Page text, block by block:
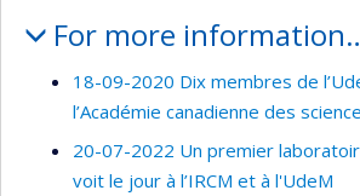
For more
18-09-2020 Dix membres de
l’Académie canadienne des
20-07-2022 Un premier
voit le jour à l’IRCM et à l'UdeM